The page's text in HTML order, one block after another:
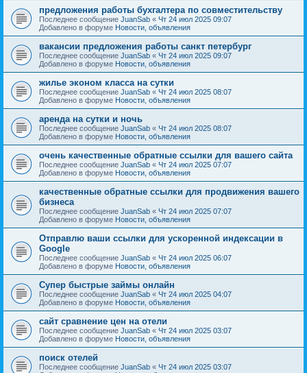
предложения работы бухгалтера по совместительству
Последнее сообщение JuanSab « Чт 24 июл 2025 09:07
Добавлено в форуме Новости, объявления
вакансии предложения работы санкт петербург
Последнее сообщение JuanSab « Чт 24 июл 2025 09:07
Добавлено в форуме Новости, объявления
жилье эконом класса на сутки
Последнее сообщение JuanSab « Чт 24 июл 2025 08:07
Добавлено в форуме Новости, объявления
аренда на сутки и ночь
Последнее сообщение JuanSab « Чт 24 июл 2025 08:07
Добавлено в форуме Новости, объявления
очень качественные обратные ссылки для вашего сайта
Последнее сообщение JuanSab « Чт 24 июл 2025 07:07
Добавлено в форуме Новости, объявления
качественные обратные ссылки для продвижения вашего
бизнеса
Последнее сообщение JuanSab « Чт 24 июл 2025 07:07
Добавлено в форуме Новости, объявления
Отправлю ваши ссылки для ускоренной индексации в
Google
Последнее сообщение JuanSab « Чт 24 июл 2025 06:07
Добавлено в форуме Новости, объявления
Супер быстрые займы онлайн
Последнее сообщение JuanSab « Чт 24 июл 2025 04:07
Добавлено в форуме Новости, объявления
сайт сравнение цен на отели
Последнее сообщение JuanSab « Чт 24 июл 2025 03:07
Добавлено в форуме Новости, объявления
поиск отелей
Последнее сообщение JuanSab « Чт 24 июл 2025 03:07